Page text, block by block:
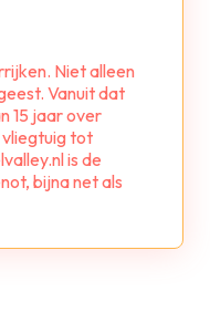
Niet alleen
Vanuit dat
15 jaar over
vliegtuig tot
is de
bijna net als